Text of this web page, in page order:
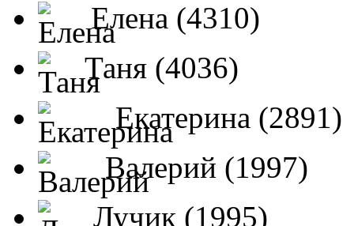
Елена (4310)
Таня (4036)
Екатерина (2891)
Валерий (1997)
Лучик (1995)